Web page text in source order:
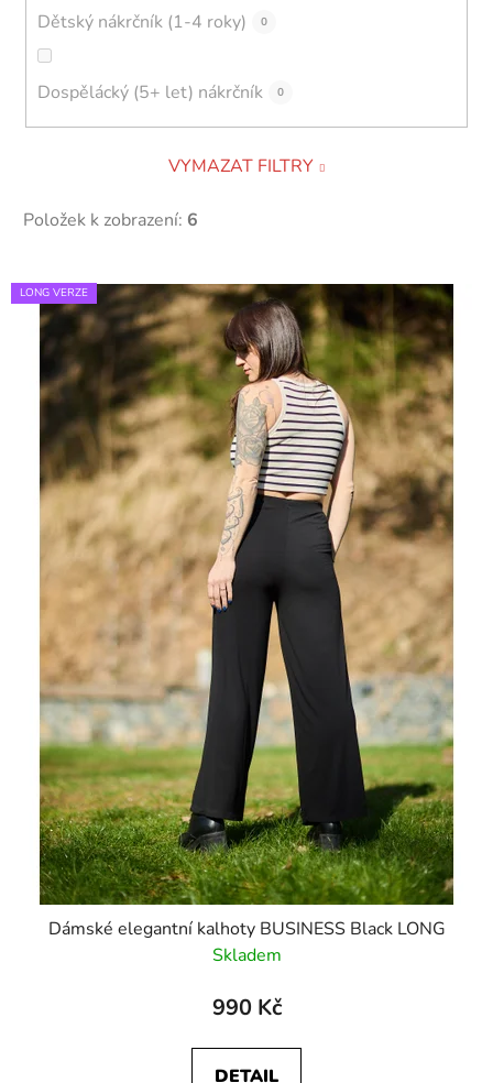
Dětský nákrčník (1-4 roky) 0
Dospělácký (5+ let) nákrčník 0
VYMAZAT FILTRY
Položek k zobrazení: 6
V
ý
LONG VERZE
Dámské elegantní kalhoty BUSINESS Black LONG
Skladem
990 Kč
DETAIL